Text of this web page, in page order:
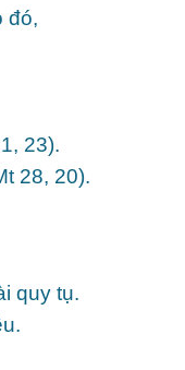
đó,
23).
28, 20).
quy tụ.